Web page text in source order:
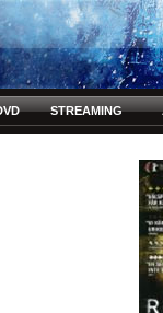
STREAMING